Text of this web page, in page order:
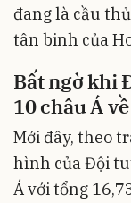
đang là cầu
tân binh của
Bất ngờ khi
10 châu Á
Mới đây, theo
hình của Đội
Á với tổng